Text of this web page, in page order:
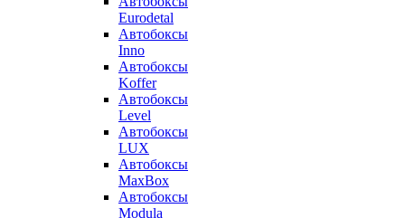
Eurodetal
Автобоксы
Inno
Автобоксы
Koffer
Автобоксы
Level
Автобоксы
LUX
Автобоксы
MaxBox
Автобоксы
Modula